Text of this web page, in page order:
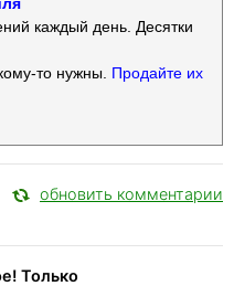
каждый день. Десятки
то нужны. Продайте их
обновить комментарии
Только